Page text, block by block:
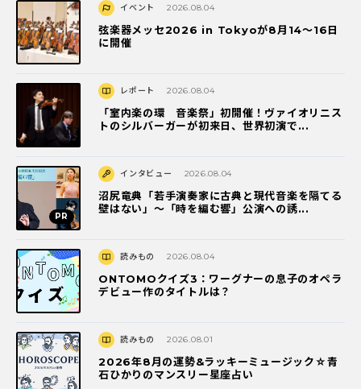
イベント 2026.08.04
弦楽器メッセ2026 in Tokyoが8月14～16日
に開催
レポート 2026.08.04
「室内楽の環 音楽祭」初開催！ヴァイオリニス
トのシルバーガーが初来日、世界初演で...
インタビュー 2026.08.04
沼尻竜典「若手演奏家に古典と現代音楽を隔てる
壁はない」～「時を編む響」公演への誘...
読みもの 2026.08.04
ONTOMOクイズ3：ワーグナーの息子のオペラ
デビュー作のタイトルは？
読みもの 2026.08.01
2026年8月の運勢&ラッキーミュージック☆青
石ひかりのマンスリー星座占い